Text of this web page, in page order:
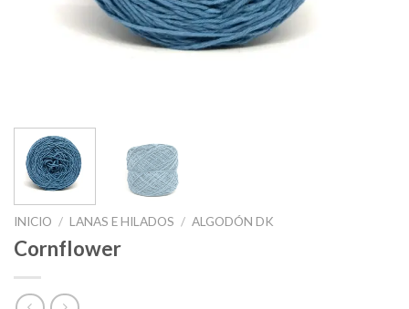
INICIO / LANAS E HILADOS / ALGODÓN DK
Cornflower